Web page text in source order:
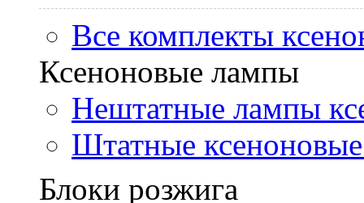
Все комплекты
Ксеноновые лампы
Нештатные лампы
Штатные
Блоки розжига